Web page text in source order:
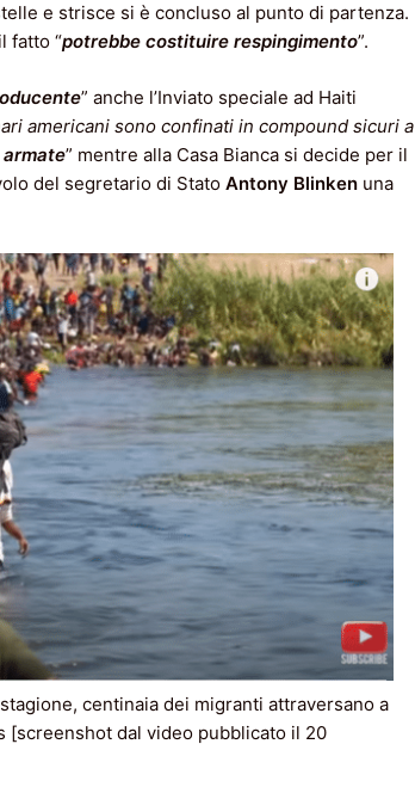
e strisce si è concluso al punto di partenza.
fatto “potrebbe costituire respingimento”.
” anche l’Inviato speciale ad Haiti
americani sono confinati in compound sicuri a
” mentre alla Casa Bianca si decide per il
del segretario di Stato Antony Blinken una
centinaia dei migranti attraversano a
[screenshot dal video pubblicato il 20